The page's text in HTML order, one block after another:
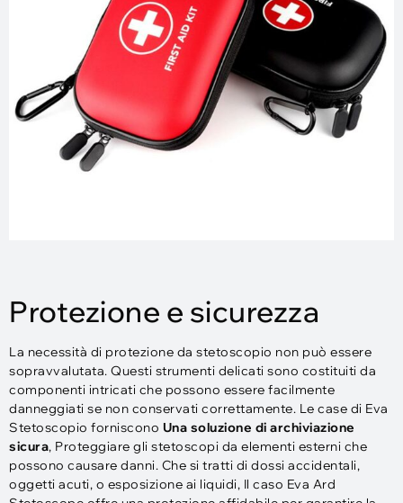
Protezione e sicurezza
La necessità di protezione da stetoscopio non può essere
sopravvalutata. Questi strumenti delicati sono costituiti da
componenti intricati che possono essere facilmente
danneggiati se non conservati correttamente. Le case di Eva
Stetoscopio forniscono Una soluzione di archiviazione
sicura, Proteggiare gli stetoscopi da elementi esterni che
possono causare danni. Che si tratti di dossi accidentali,
oggetti acuti, o esposizione ai liquidi, Il caso Eva Ard